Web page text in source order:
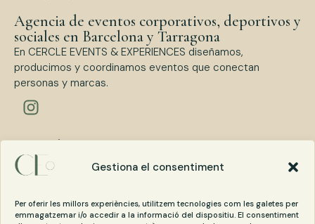
Gestiona el consentiment
Per oferir les millors experiències, utilitzem tecnologies com les galetes per
emmagatzemar i/o accedir a la informació del dispositiu. El consentiment
Agencia de eventos corporativos, deportivos y
sociales en Barcelona y Tarragona
En CERCLE EVENTS & EXPERIENCES diseñamos,
producimos y coordinamos eventos que conectan
personas y marcas.
Tipos de eventos
Eventos Corporativos
Eventos Deportivos